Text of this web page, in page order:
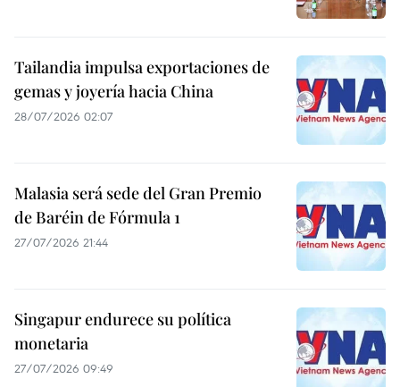
Tailandia impulsa exportaciones de
gemas y joyería hacia China
28/07/2026 02:07
Malasia será sede del Gran Premio
de Baréin de Fórmula 1
27/07/2026 21:44
Singapur endurece su política
monetaria
27/07/2026 09:49